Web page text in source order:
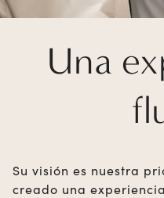
Una
Su visión es nuestra
creado una